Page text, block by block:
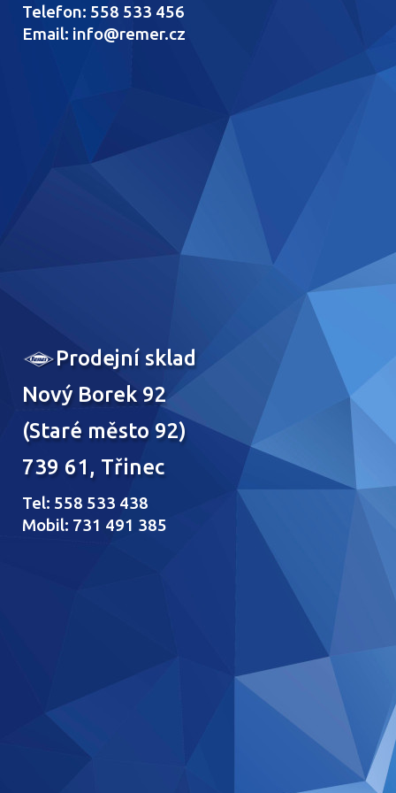
Telefon: 558 533 456
Email: info@remer.cz
Prodejní sklad
Nový Borek 92
(Staré město 92)
739 61, Třinec
Tel: 558 533 438
Mobil: 731 491 385